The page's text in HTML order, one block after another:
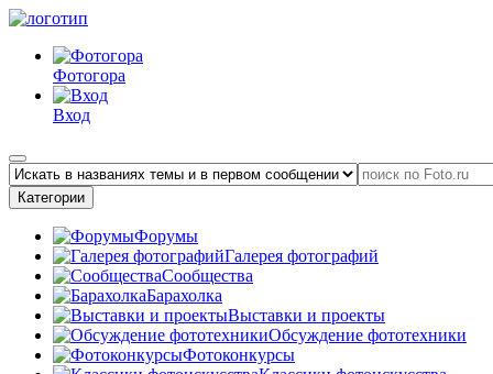
Фотогора
Вход
Категории
Форумы
Галерея фотографий
Сообщества
Барахолка
Выставки и проекты
Обсуждение фототехники
Фотоконкурсы